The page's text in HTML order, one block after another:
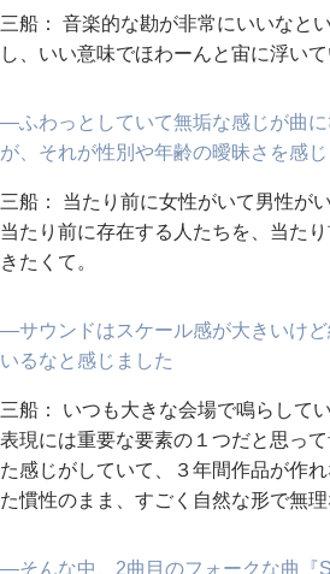
三船： 音楽的な勘が非常にいいなと
し、いい意味でほわーんと宙に浮い
―ふわっとしていて無垢な感じが曲
が、それが性別や年齢の曖昧さを感
三船： 当たり前に女性がいて男性が
当たり前に存在する人たちを、当た
きたくて。
―サウンドはスケール感が大きいけ
いるなと感じました
三船： いつも大きな会場で鳴らして
表現には重要な要素の１つだと思っ
た感じがしていて、３年間作品が作
た慣性のまま、すごく自然な形で無理
―そんな中、2曲目のフォークな曲『